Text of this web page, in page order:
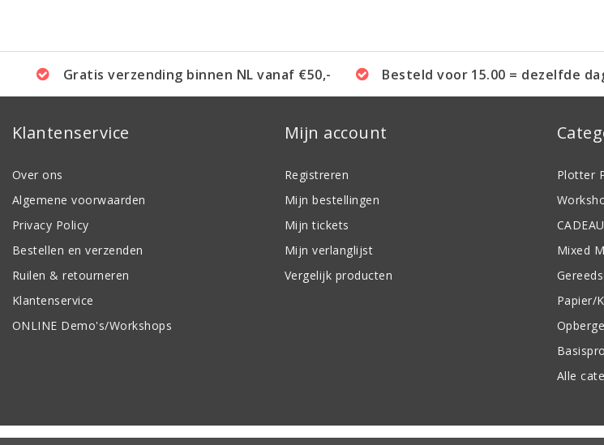
Gratis verzending binnen NL vanaf €50,- Besteld voor 15.00 = dezelfde
Klantenservice
Over ons
Algemene voorwaarden
Privacy Policy
Bestellen en verzenden
Ruilen & retourneren
Klantenservice
ONLINE Demo's/Workshops
Mijn account
Registreren
Mijn bestellingen
Mijn tickets
Mijn verlanglijst
Vergelijk producten
Plotter
Mixed
Papier/
Alle